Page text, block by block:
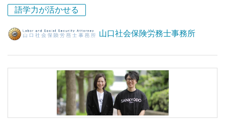
う！
を大事にして、それぞれが豊かな人生をおくれるようにし
よう！
■行動指針
（クライアントに対して）
・「最適」・・・ 課題の本質を見極め、最適な答えの提
案を目指します。
・「誠実」 ・・・誠実、丁寧、迅速な対応・わかりやす
語学力が活かせる
山口社会保険労務士事務所